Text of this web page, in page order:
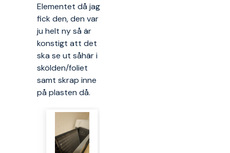
Elementet då jag
fick den, den var
ju helt ny så är
konstigt att det
ska se ut såhär i
skölden/foliet
samt skrap inne
på plasten då.